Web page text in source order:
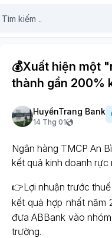
💰Xuất hiện một
thành gần 200%
HuyềnTrang Bank
14 Thg 01
Ngân hàng TMCP An
kết quả kinh doanh
👉Lợi nhuận trước
kết quả hợp nhất năm
đưa ABBank vào
trường.